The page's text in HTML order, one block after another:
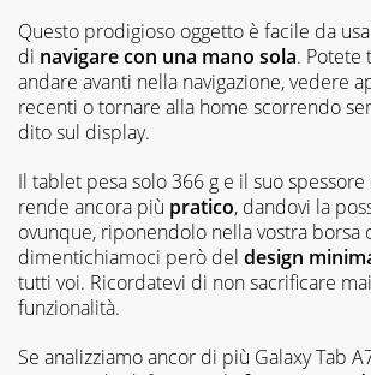
Questo prodigioso oggetto è facile da
di navigare con una mano sola. Potete
andare avanti nella navigazione, vedere
recenti o tornare alla home scorrendo
dito sul display.
Il tablet pesa solo 366 g e il suo
rende ancora più pratico, dandovi la
ovunque, riponendolo nella vostra borsa
dimentichiamoci però del design
tutti voi. Ricordatevi di non sacrificare
funzionalità.
Se analizziamo ancor di più Galaxy Tab